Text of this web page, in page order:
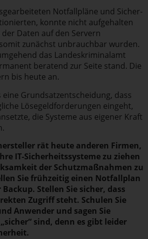
Notfall­pläne und Sicher­
konnte nicht aufgehalten
Daten auf den Servern
zunächst unbrauchbar wurden.
das Landes­kri­mi­nalamt
beratend zur Seite stand. Die
bis heute an.
eine Grund­satz­ent­scheidung, dass
Lösegeld­for­de­rungen eingeht,
die Systeme aus eigener Kraft
rät heute anderen Firmen,
IT-Sicher­heits­systeme zu ziehen
der Schutz­maß­nahmen zu
Sie frühzeitig einen Notfallplan
Stellen Sie sicher, dass
Zugriff steht. Schulen Sie
Anwender und sagen Sie
sind, denn es gibt leider